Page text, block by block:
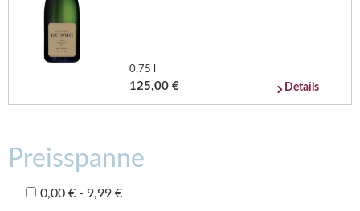
0,75 l
125,00 € Details
Preisspanne
0,00 € - 9,99 €